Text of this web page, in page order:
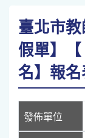
臺北市
假單】
名】報名
發佈單位